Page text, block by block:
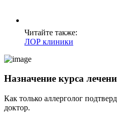
Читайте также:
ЛОР клиники
Назначение курса
Как только аллерголог
доктор.